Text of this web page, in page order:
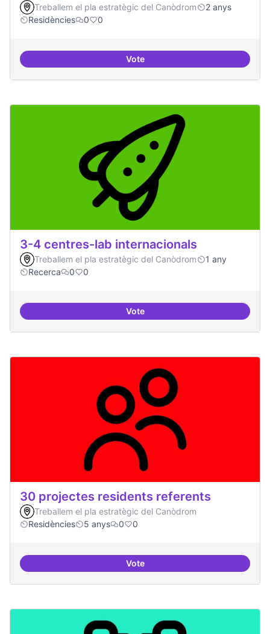
Treballem el pla estratègic del Canòdrom
2 anys
Residències
0 0
Vote20 projectes residents
3-4 centres-lab internacionals
Treballem el pla estratègic del Canòdrom
1 any
Recerca
0 0
Vote3-4 centres-lab internacionals
30 projectes residents referents
Treballem el pla estratègic del Canòdrom
Residències
5 anys 0 0
Vote30 projectes residents referents